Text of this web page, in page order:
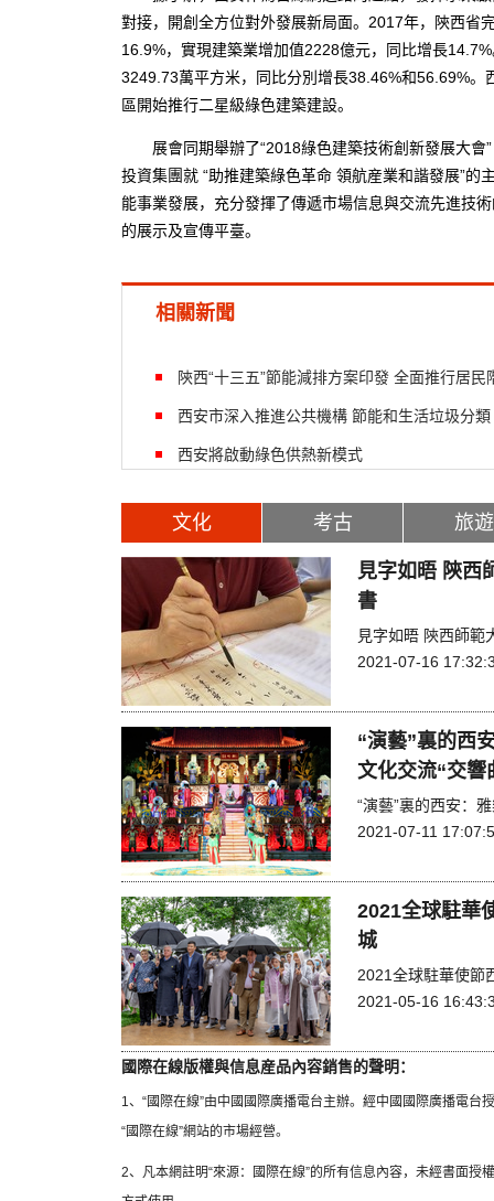
對接，開創全方位對外發展新局面。2017年，陝西省
16.9%，實現建築業增加值2228億元，同比增長
3249.73萬平方米，同比分別增長38.46%和56.69%
區開始推行二星級綠色建築建設。
展會同期舉辦了“2018綠色建築技術創新發展大會
投資集團就 “助推建築綠色革命 領航産業和諧發展”的
能事業發展，充分發揮了傳遞市場信息與交流先進技
的展示及宣傳平臺。
相關新聞
陝西“十三五”節能減排方案印發 全面推行居民
西安市深入推進公共機構 節能和生活垃圾分類
西安將啟動綠色供熱新模式
文化 考古 旅遊
見字如晤 陝西
書
見字如晤 陝西師範
2021-07-16
“演藝”裏的西
文化交流“交響
“演藝”裏的西安：
2021-07-11
2021全球駐華
城
2021全球駐華使節
2021-05-16
國際在線版權與信息産品內容銷售的聲明：
1、“國際在線”由中國國際廣播電台主辦。經中國國際廣播電
“國際在線”網站的市場經營。
2、凡本網註明“來源：國際在線”的所有信息內容，未經書面